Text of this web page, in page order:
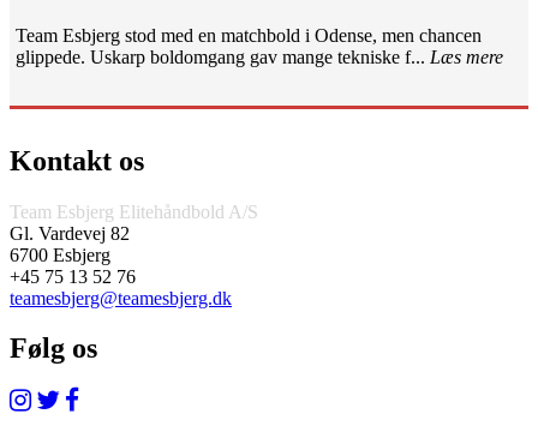
Team Esbjerg stod med en matchbold i Odense, men chancen
glippede. Uskarp boldomgang gav mange tekniske f... Læs mere
Kontakt os
Team Esbjerg Elitehåndbold A/S
Gl. Vardevej 82
6700 Esbjerg
+45 75 13 52 76
teamesbjerg@teamesbjerg.dk
Følg os